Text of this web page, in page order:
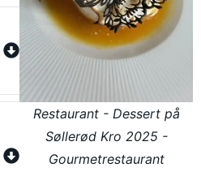
Restaurant - Dessert på
Søllerød Kro 2025 -
Gourmetrestaurant